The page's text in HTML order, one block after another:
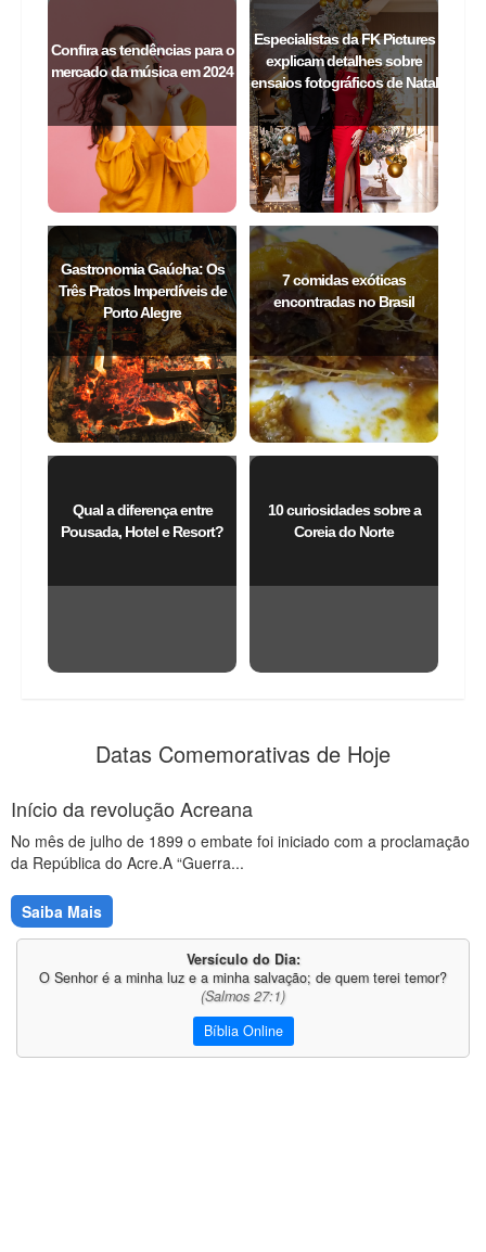
Confira as tendências para o
mercado da música em 2024
Especialistas da FK Pictures
explicam detalhes sobre
ensaios fotográficos de Natal
Gastronomia Gaúcha: Os
Três Pratos Imperdíveis de
Porto Alegre
7 comidas exóticas
encontradas no Brasil
Datas Comemorativas de Hoje
Início da revolução Acreana
No mês de julho de 1899 o embate foi iniciado com a proclamação
da República do Acre.A “Guerra...
Versículo do Dia:
O Senhor é a minha luz e a minha salvação; de quem terei temor?